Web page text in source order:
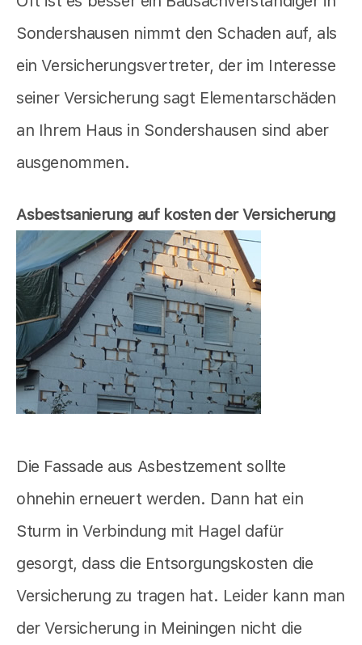
Sondershausen nimmt den Schaden auf, als
ein Versicherungsvertreter, der im Interesse
seiner Versicherung sagt Elementarschäden
an Ihrem Haus in Sondershausen sind aber
ausgenommen.
Asbestsanierung auf kosten der Versicherung
Die Fassade aus Asbestzement sollte
ohnehin erneuert werden. Dann hat ein
Sturm in Verbindung mit Hagel dafür
gesorgt, dass die Entsorgungskosten die
Versicherung zu tragen hat. Leider kann man
der Versicherung in Meiningen nicht die